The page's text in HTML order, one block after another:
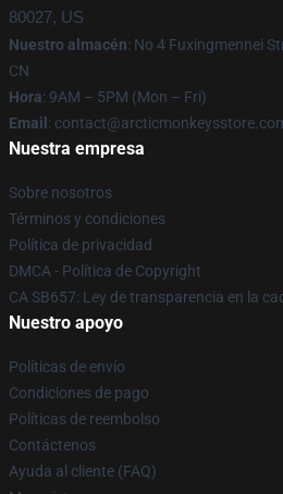
80027, US
Nuestro almacén: No 4 Fuxingmennei
CN
Hora: 9AM – 5PM (Mon – Fri)
Email :
Nuestra empresa
Sobre nosotros
Términos y condiciones
Política de privacidad
DMCA - Política de Copyright
CA SB657: Ley de transparencia en la
Nuestro apoyo
Políticas de envío
Condiciones de pago
Políticas de reembolso
Contáctenos
Ayuda al cliente (FAQ)